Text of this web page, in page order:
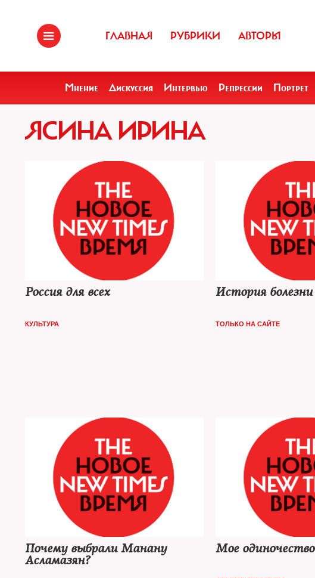
ГЛАВНАЯ РУБРИКИ АВТОРЫ
Мнение Дискуссия Интервью Репрессии Портрет
ЯСИНА ИРИНА
Россия для всех
КУЛЬТУРА
История болезни
ТОЛЬКО НА САЙТЕ
Почему выбрали Манану
Асламазян?
Мое одиночество